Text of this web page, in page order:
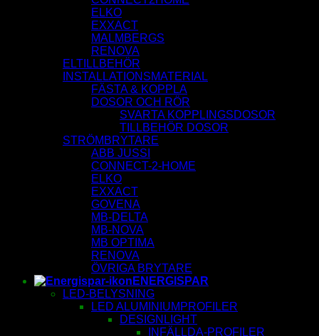
ELKO
EXXACT
MALMBERGS
RENOVA
ELTILLBEHÖR
INSTALLATIONSMATERIAL
FÄSTA & KOPPLA
DOSOR OCH RÖR
SVARTA KOPPLINGSDOSOR
TILLBEHÖR DOSOR
STRÖMBRYTARE
ABB JUSSI
CONNECT-2-HOME
ELKO
EXXACT
GOVENA
MB-DELTA
MB-NOVA
MB OPTIMA
RENOVA
ÖVRIGA BRYTARE
ENERGISPAR
LED-BELYSNING
LED ALUMINIUMPROFILER
DESIGNLIGHT
INFÄLLDA-PROFILER